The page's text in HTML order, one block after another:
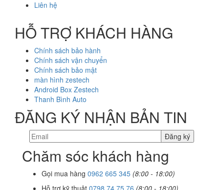
Liên hệ
HỖ TRỢ KHÁCH HÀNG
Chính sách bảo hành
Chính sách vận chuyển
Chính sách bảo mật
màn hình zestech
Android Box Zestech
Thanh Bình Auto
ĐĂNG KÝ NHẬN BẢN TIN
Chăm sóc khách hàng
Gọi mua hàng 0962 665 345 (8:00 - 18:00)